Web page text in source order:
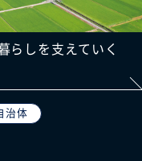
らしを支えていく
治体